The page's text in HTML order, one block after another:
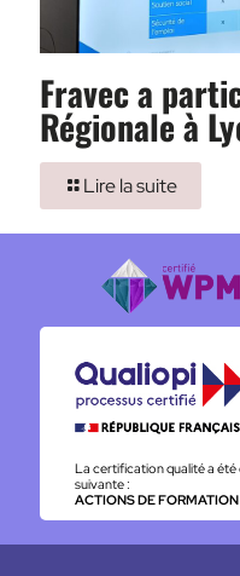
Fravec a
Régionale à
Lire la suite
La certification qualité a
suivante :
ACTIONS DE FORMATION